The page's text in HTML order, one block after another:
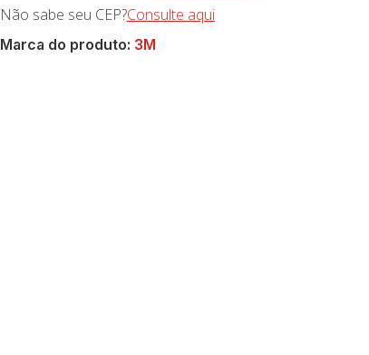
Não sabe seu CEP?Consulte aqui
Marca do produto: 3M